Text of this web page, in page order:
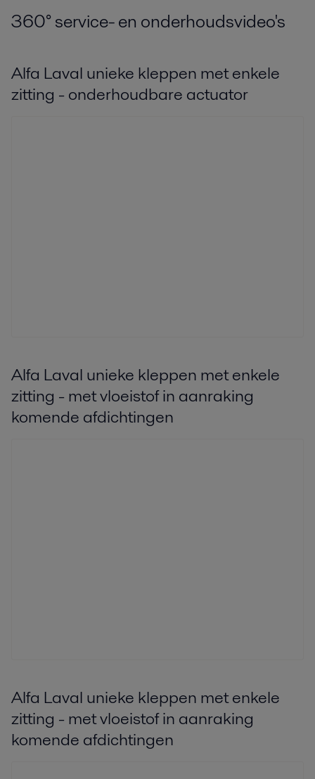
360°service- en onderhoudsvideo's
Alfa Laval unieke kleppen met enkele
zitting - onderhoudbare actuator
Alfa Laval unieke kleppen met enkele
zitting - met vloeistof in aanraking
komende afdichtingen
Alfa Laval unieke kleppen met enkele
zitting - met vloeistof in aanraking
komende afdichtingen